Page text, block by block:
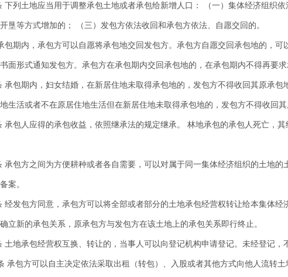
下列土地应当用于调整承包土地或者承包给新增人口： （一）集体经济组织依
开垦等方式增加的； （三）发包方依法收回和承包方依法、自愿交回的。
包期内，承包方可以自愿将承包地交回发包方。承包方自愿交回承包地的，可
面形式通知发包方。承包方在承包期内交回承包地的，在承包期内不得再要求
承包期内，妇女结婚，在新居住地未取得承包地的，发包方不得收回其原承包
生活或者不在原居住地生活但在新居住地未取得承包地的，发包方不得收回其
承包人应得的承包收益，依照继承法的规定继承。 林地承包的承包人死亡，
承包方之间为方便耕种或者各自需要，可以对属于同一集体经济组织的土地的
案。
经发包方同意，承包方可以将全部或者部分的土地承包经营权转让给本集体经
立新的承包关系，原承包方与发包方在该土地上的承包关系即行终止。
土地承包经营权互换、转让的，当事人可以向登记机构申请登记。未经登记，
承包方可以自主决定依法采取出租（转包）、入股或者其他方式向他人流转